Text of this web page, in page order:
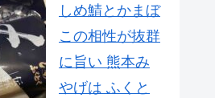
しめ鯖とかまぼ
この相性が抜群
に旨い 熊本み
やげは ふくと